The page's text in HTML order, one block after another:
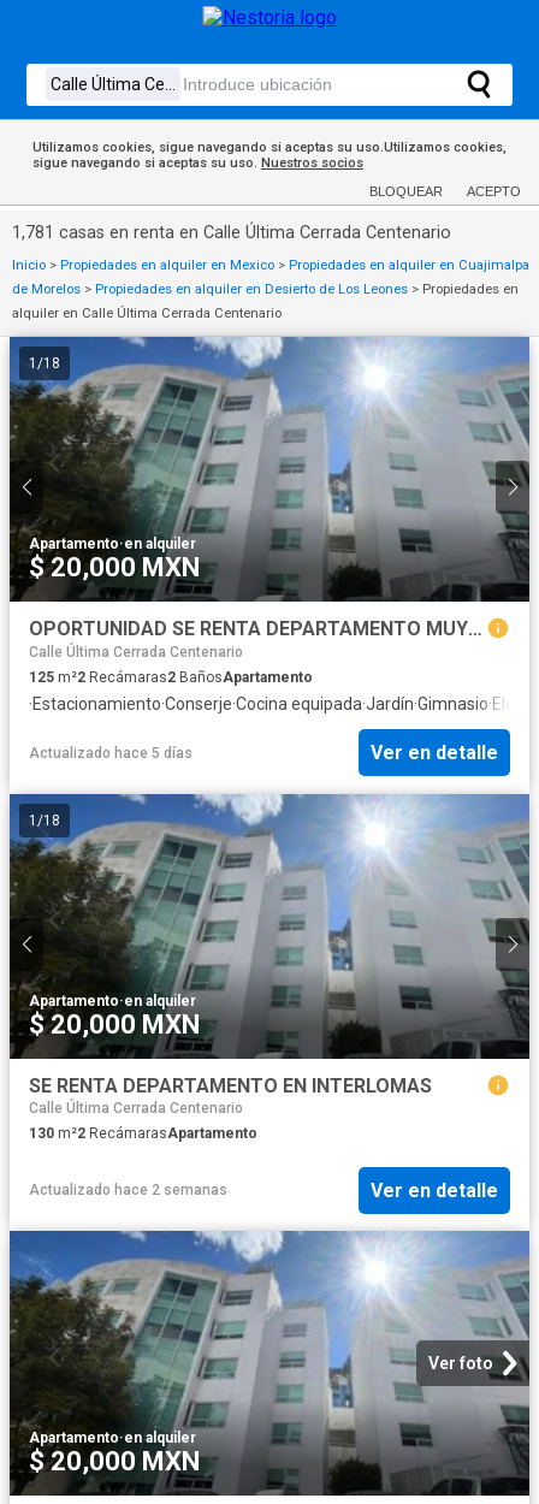
Utilizamos cookies, sigue navegando si aceptas su uso.Utilizamos cookies,
sigue navegando si aceptas su uso. Nuestros socios
BLOQUEAR ACEPTO
1,781 casas en renta en Calle Última Cerrada Centenario
Inicio > Propiedades en alquiler en Mexico > Propiedades en alquiler en Cuajimalpa
de Morelos > Propiedades en alquiler en Desierto de Los Leones > Propiedades en
alquiler en Calle Última Cerrada Centenario
1 /18
Apartamento·en alquiler
$ 20,000 MXN
OPORTUNIDAD SE RENTA DEPARTAMENTO MUY ILUMINADO EN JESUS DEL MONTE INTERLOMAS
Calle Última Cerrada Centenario
125 m²2 Recámaras2 BañosApartamento
·Estacionamiento·Conserje·Cocina equipada·Jardín·Gimnasio·
Actualizado hace 5 días Ver en detalle
1 /18
Apartamento·en alquiler
$ 20,000 MXN
SE RENTA DEPARTAMENTO EN INTERLOMAS
Calle Última Cerrada Centenario
130 m²2 RecámarasApartamento
Actualizado hace 2 semanas Ver en detalle
Ver foto
Apartamento·en alquiler
$ 20,000 MXN